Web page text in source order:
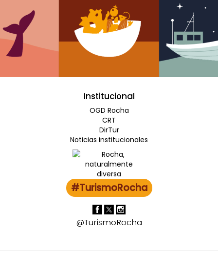
Institucional
OGD Rocha
CRT
DirTur
Noticias institucionales
#TurismoRocha
@TurismoRocha